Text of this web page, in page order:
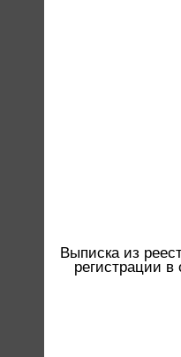
Выписка из
регистрации в